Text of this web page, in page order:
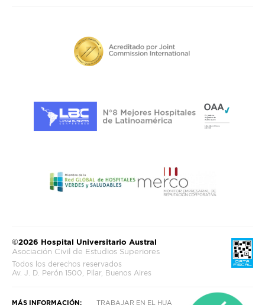
©2026 Hospital Universitario Austral
Asociación Civil de Estudios Superiores
Todos los derechos reservados
Av. J. D. Perón 1500, Pilar, Buenos Aires
MÁS INFORMACIÓN: TRABAJAR EN EL HUA